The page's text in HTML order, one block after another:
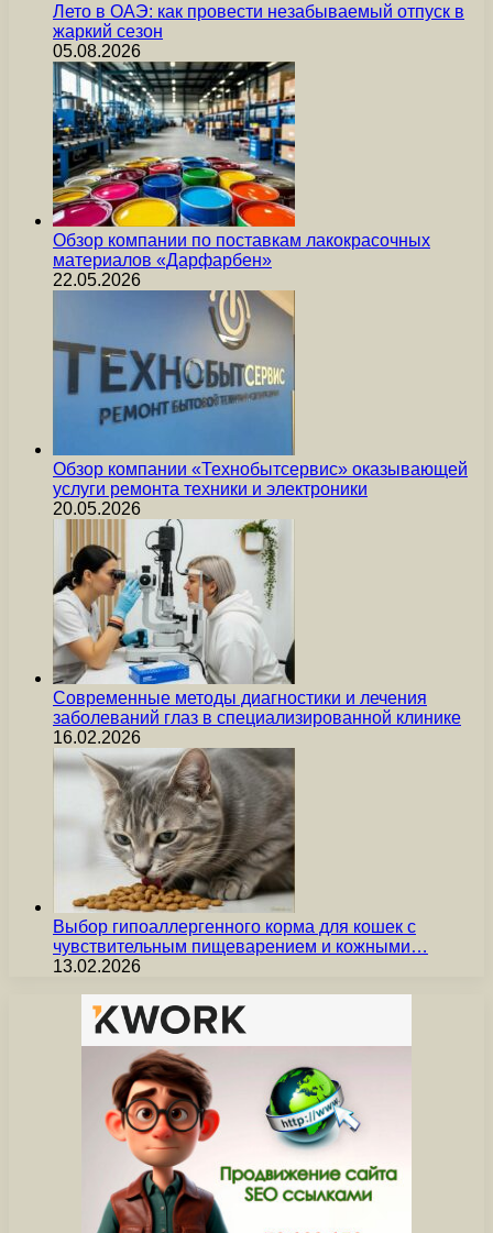
Лето в ОАЭ: как провести незабываемый отпуск в
жаркий сезон
05.08.2026
Обзор компании по поставкам лакокрасочных
материалов «Дарфарбен»
22.05.2026
Обзор компании «Технобытсервис» оказывающей
услуги ремонта техники и электроники
20.05.2026
Современные методы диагностики и лечения
заболеваний глаз в специализированной клинике
16.02.2026
Выбор гипоаллергенного корма для кошек с
чувствительным пищеварением и кожными…
13.02.2026